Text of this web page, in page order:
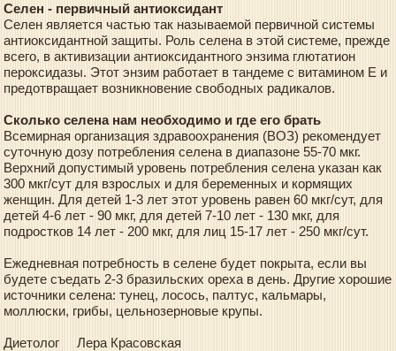
Селен - первичный антиоксидант
Селен является частью так называемой первичной системы
антиоксидантной защиты. Роль селена в этой системе, прежде
всего, в активизации антиоксидантного энзима глютатион
пероксидазы. Этот энзим работает в тандеме с витамином Е и
предотвращает возникновение свободных радикалов.
Сколько селена нам необходимо и где его брать
Всемирная организация здравоохранения (ВОЗ) рекомендует
суточную дозу потребления селена в диапазоне 55-70 мкг.
Верхний допустимый уровень потребления селена указан как
300 мкг/сут для взрослых и для беременных и кормящих
женщин. Для детей 1-3 лет этот уровень равен 60 мкг/сут, для
детей 4-6 лет - 90 мкг, для детей 7-10 лет - 130 мкг, для
подростков 14 лет - 200 мкг, для лиц 15-17 лет - 250 мкг/сут.
Ежедневная потребность в селене будет покрыта, если вы
будете съедать 2-3 бразильских ореха в день. Другие хорошие
источники селена: тунец, лосось, палтус, кальмары,
моллюски, грибы, цельнозерновые крупы.
Диетолог Лера Красовская